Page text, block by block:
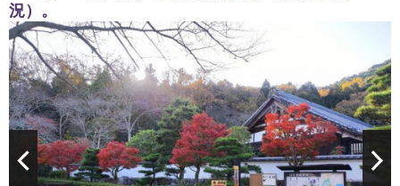
況）。